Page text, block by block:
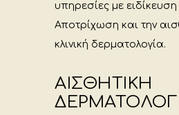
υπηρεσίες με
Αποτρίχωση και την
κλινική δερματολογία.
ΑΙΣΘΗΤΙΚΗ